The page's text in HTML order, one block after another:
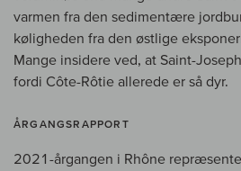
varmen fra den sedimentære
køligheden fra den østlige
Mange insidere ved, at Saint-
fordi Côte-Rôtie allerede er så dyr.
ÅRGANGSRAPPORT
2021-årgangen i Rhône